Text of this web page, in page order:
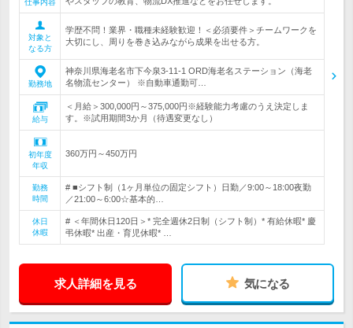
仕事内容
対象と
なる方
学歴不問！業界・職種未経験歓迎！＜必須要件＞チームワークを
大切にし、周りを巻き込みながら成果を出せる方。
勤務地
神奈川県海老名市下今泉3-11-1 ORD海老名ステーション（海老
名物流センター） ※自動車通勤可…
給与
＜月給＞300,000円～375,000円※経験能力考慮のうえ決定しま
す。※試用期間3か月（待遇変更なし）
初年度
年収
360万円～450万円
勤務
時間
# ■シフト制（1ヶ月単位の固定シフト）日勤／9:00～18:00夜勤
／21:00～6:00☆基本的…
休日
休暇
# ＜年間休日120日＞* 完全週休2日制（シフト制）* 有給休暇* 慶
弔休暇* 出産・育児休暇* …
求人詳細を見る 気になる